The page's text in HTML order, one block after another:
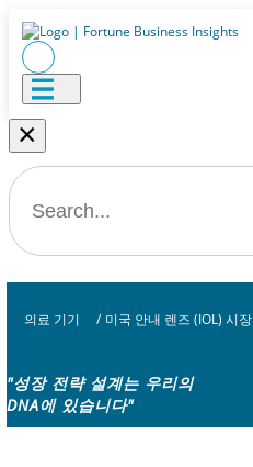
×
의료 기기 / 미국 안내 렌즈 (IOL) 시장
"성장 전략 설계는 우리의
DNA에 있습니다"